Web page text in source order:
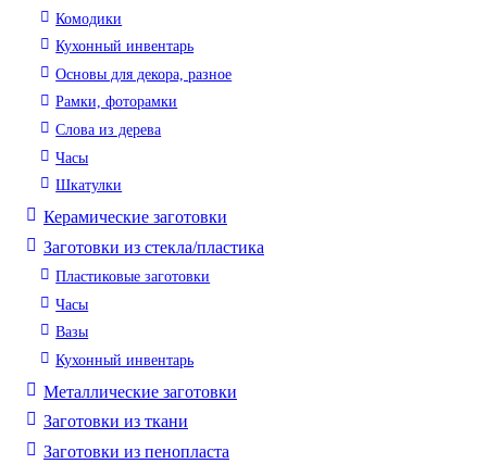
Комодики
Кухонный инвентарь
Основы для декора, разное
Рамки, фоторамки
Слова из дерева
Часы
Шкатулки
Керамические заготовки
Заготовки из стекла/пластика
Пластиковые заготовки
Часы
Вазы
Кухонный инвентарь
Металлические заготовки
Заготовки из ткани
Заготовки из пенопласта